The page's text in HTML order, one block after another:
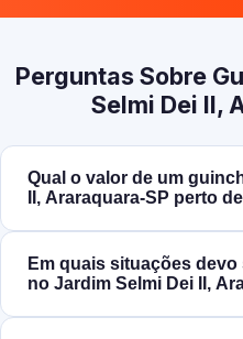
Perguntas Sobre
Selmi Dei II,
Qual o valor de um
II, Araraquara‑SP perto
Em quais situações
no Jardim Selmi Dei II,